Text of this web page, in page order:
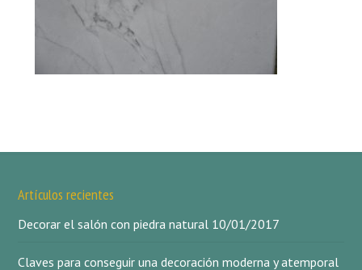
Artículos recientes
Decorar el salón con piedra natural 10/01/2017
Claves para conseguir una decoración moderna y atemporal